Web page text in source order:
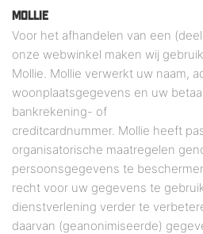
MOLLIE
Voor het afhandelen van een
onze webwinkel maken wij
Mollie. Mollie verwerkt uw naam,
woonplaatsgegevens en uw
bankrekening- of
creditcardnummer. Mollie heeft
organisatorische maatregelen
persoonsgegevens te
recht voor uw gegevens te
dienstverlening verder te
daarvan (geanonimiseerde)